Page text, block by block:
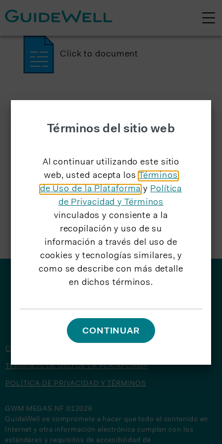
Click to document
CONTÁCTENOS
TÉRMINOS DE USO DE LA PLATAFORMA
POLÍTICA DE PRIVACIDAD Y TÉRMINOS
GWM MEGAS NF 012026
GuideWell se compromete a hacer que todo el contenido en
Internet y otra información electrónica cumplan con los
estándares y requisitos de accesibilidad de
Términos del sitio web
Al continuar utilizando este sitio
web, usted acepta los
Términos
de Uso de la Plataforma y Política
de Privacidad y Términos
vinculados y consiente a la
recopilación y uso de su
información a través del uso de
cookies y tecnologías similares, y
como se describe con más detalle
en dichos términos.
CONTINUAR